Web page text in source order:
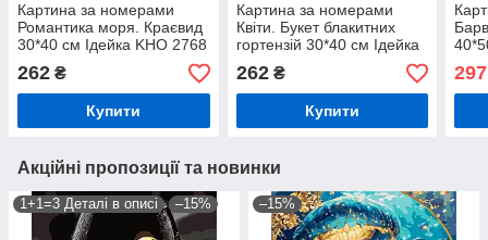
Картина за номерами
Романтика моря. Краєвид
30*40 см Ідейка KHO 2768
262 ₴
Купити
Картина за номерами
Квіти. Букет блакитних
гортензій 30*40 см Ідейка
262₴
Купити
297
Акційні пропозиції та новинки
1+1=3 Деталі в описі –15% –15%